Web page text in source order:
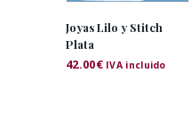
Joyas Lilo y Stitch
Plata
42.00€ IVA incluido